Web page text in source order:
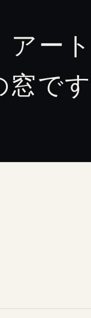
ー
です